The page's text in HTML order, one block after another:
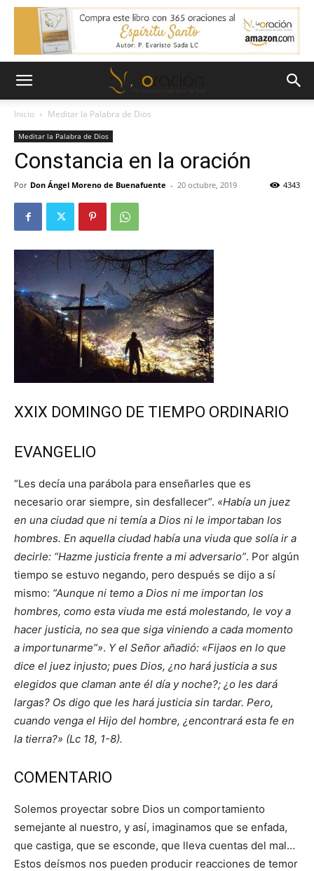
Inicio Meditar la Palabra de Dios
Meditar la Palabra de Dios
Constancia en la oración
Por Don Ángel Moreno de Buenafuente - 20 octubre, 2019 4343
XXIX DOMINGO DE TIEMPO ORDINARIO
EVANGELIO
“Les decía una parábola para enseñarles que es
necesario orar siempre, sin desfallecer”. «Había un juez
en una ciudad que ni temía a Dios ni le importaban los
hombres. En aquella ciudad había una viuda que solía ir a
decirle: “Hazme justicia frente a mi adversario”. Por algún
tiempo se estuvo negando, pero después se dijo a sí
mismo: “Aunque ni temo a Dios ni me importan los
hombres, como esta viuda me está molestando, le voy a
hacer justicia, no sea que siga viniendo a cada momento
a importunarme”». Y el Señor añadió: «Fijaos en lo que
dice el juez injusto; pues Dios, ¿no hará justicia a sus
elegidos que claman ante él día y noche?; ¿o les dará
largas? Os digo que les hará justicia sin tardar. Pero,
cuando venga el Hijo del hombre, ¿encontrará esta fe en
la tierra?» (Lc 18, 1-8).
COMENTARIO
Solemos proyectar sobre Dios un comportamiento
semejante al nuestro, y así, imaginamos que se enfada,
que castiga, que se esconde, que lleva cuentas del mal…
Estos deísmos nos pueden producir reacciones de temor